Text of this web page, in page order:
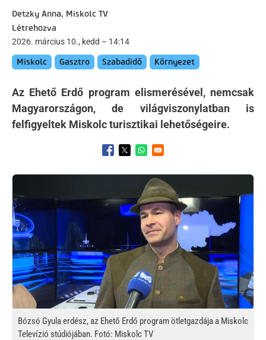
Detzky Anna, Miskolc TV
Létrehozva
2026. március 10., kedd – 14:14
Miskolc Gasztro Szabadidő Környezet
Az Ehető Erdő program elismerésével, nemcsak
Magyarországon, de világviszonylatban is
felfigyeltek Miskolc turisztikai lehetőségeire.
Opens in a new window
Opens in a new window
Opens in a new window
Kép
Bózsó Gyula erdész, az Ehető Erdő program ötletgazdája a Miskolc
Televízió stúdiójában. Fotó: Miskolc TV